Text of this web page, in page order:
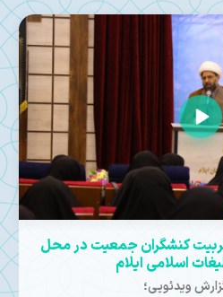
کنشگران جمعیت در محل
اسلامی ایلام
ویدئویی؛